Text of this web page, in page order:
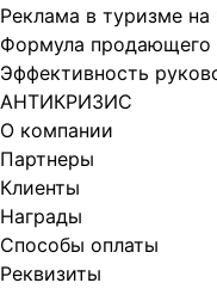
Реклама в туризме на
Формула продающего
Эффективность
АНТИКРИЗИС
О компании
Партнеры
Клиенты
Награды
Способы оплаты
Реквизиты